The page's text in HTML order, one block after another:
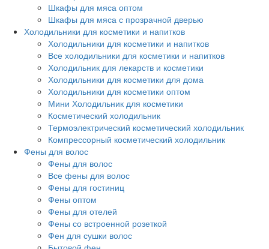
Шкафы для мяса оптом
Шкафы для мяса с прозрачной дверью
Холодильники для косметики и напитков
Холодильники для косметики и напитков
Все холодильники для косметики и напитков
Холодильник для лекарств и косметики
Холодильники для косметики для дома
Холодильники для косметики оптом
Мини Холодильник для косметики
Косметический холодильник
Термоэлектрический косметический холодильник
Компрессорный косметический холодильник
Фены для волос
Фены для волос
Все фены для волос
Фены для гостиниц
Фены оптом
Фены для отелей
Фены со встроенной розеткой
Фен для сушки волос